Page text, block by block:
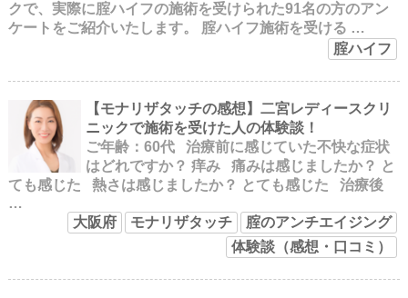
クで、実際に腟ハイフの施術を受けられた91名の方のアン
ケートをご紹介いたします。 腟ハイフ施術を受ける …
腟ハイフ
【モナリザタッチの感想】二宮レディースクリ
ニックで施術を受けた人の体験談！
ご年齢：60代 治療前に感じていた不快な症状
はどれですか？ 痒み 痛みは感じましたか？ と
ても感じた 熱さは感じましたか？ とても感じた 治療後
…
大阪府
モナリザタッチ
腟のアンチエイジング
体験談（感想・口コミ）